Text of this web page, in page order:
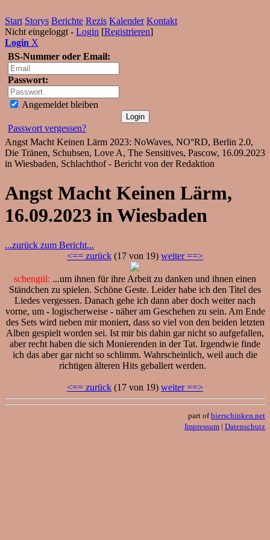
Start Storys Berichte Rezis Kalender Kontakt
Nicht eingeloggt - Login [Registrieren]
Login X
BS-Nummer oder Email:
Passwort:
Angemeldet bleiben
Passwort vergessen?
Angst Macht Keinen Lärm 2023: NoWaves, NO°RD, Berlin 2.0,
Die Tränen, Schubsen, Love A, The Sensitives, Pascow, 16.09.2023
in Wiesbaden, Schlachthof - Bericht von der Redaktion
Angst Macht Keinen Lärm,
16.09.2023 in Wiesbaden
...zurück zum Bericht...
<== zurück (17 von 19) weiter ==>
schengül: ...um ihnen für ihre Arbeit zu danken und ihnen einen
Ständchen zu spielen. Schöne Geste. Leider habe ich den Titel des
Liedes vergessen. Danach gehe ich dann aber doch weiter nach
vorne, um - logischerweise - näher am Geschehen zu sein. Am Ende
des Sets wird neben mir moniert, dass so viel von den beiden letzten
Alben gespielt worden sei. Ist mir bis dahin gar nicht so aufgefallen,
aber recht haben die sich Monierenden in der Tat. Irgendwie finde
ich das aber gar nicht so schlimm. Wahrscheinlich, weil auch die
richtigen älteren Hits geballert werden.
<== zurück (17 von 19) weiter ==>
part ofbierschinken.net
Impressum | Datenschutz